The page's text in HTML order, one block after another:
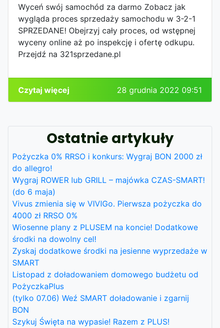
Wyceń swój samochód za darmo Zobacz jak
wygląda proces sprzedaży samochodu w 3-2-1
SPRZEDANE! Obejrzyj cały proces, od wstępnej
wyceny online aż po inspekcję i ofertę odkupu.
Przejdź na 321sprzedane.pl
Czytaj więcej 28 grudnia 2022 09:51
Ostatnie artykuły
Pożyczka 0% RRSO i konkurs: Wygraj BON 2000 zł
do allegro!
Wygraj ROWER lub GRILL – majówka CZAS-SMART!
(do 6 maja)
Vivus zmienia się w VIVIGo. Pierwsza pożyczka do
4000 zł RRSO 0%
Wiosenne plany z PLUSEM na koncie! Dodatkowe
środki na dowolny cel!
Zyskaj dodatkowe środki na jesienne wyprzedaże w
SMART
Listopad z doładowaniem domowego budżetu od
PożyczkaPlus
(tylko 07.06) Weź SMART doładowanie i zgarnij
BON
Szykuj Święta na wypasie! Razem z PLUS!